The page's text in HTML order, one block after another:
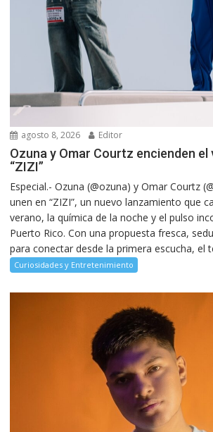
agosto 8, 2026 Editor
Ozuna y Omar Courtz encienden el
“ZIZI”
Especial.- Ozuna (@ozuna) y Omar Courtz
unen en “ZIZI”, un nuevo lanzamiento que
verano, la química de la noche y el pulso
Puerto Rico. Con una propuesta fresca,
para conectar desde la primera escucha, el
Curiosidades y Entretenimiento